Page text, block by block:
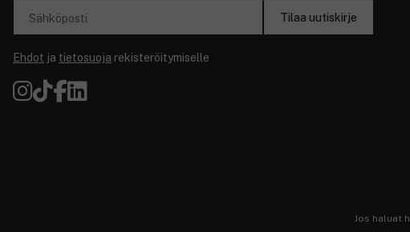
Sähköposti Tilaa uutiskirje
Ehdot ja tietosuoja rekisteröitymiselle
Jos haluat